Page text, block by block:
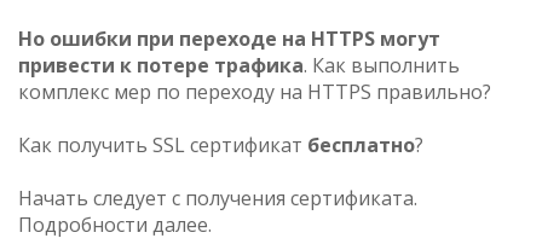
Но ошибки при переходе на HTTPS могут
привести к потере трафика. Как выполнить
комплекс мер по переходу на HTTPS правильно?
Как получить SSL сертификат бесплатно?
Начать следует с получения сертификата.
Подробности далее.